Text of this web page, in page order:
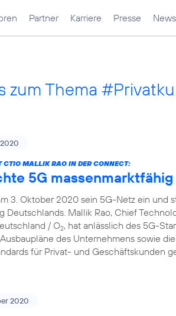
Partner Karriere Presse News
Thema
CTIO MALLIK RAO IN DER CONNECT:
5G massenmarktfähig
3. Oktober 2020 sein 5G-Netz ein und
Deutschlands. Mallik Rao, Chief
/ O2, hat anlässlich des 5G-
des Unternehmens sowie
für Privat- und Geschäftskunden
2020